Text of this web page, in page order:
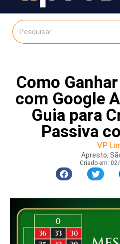
Como
com Google
Guia para
Passiva
VP
Apresto,
Criado em: